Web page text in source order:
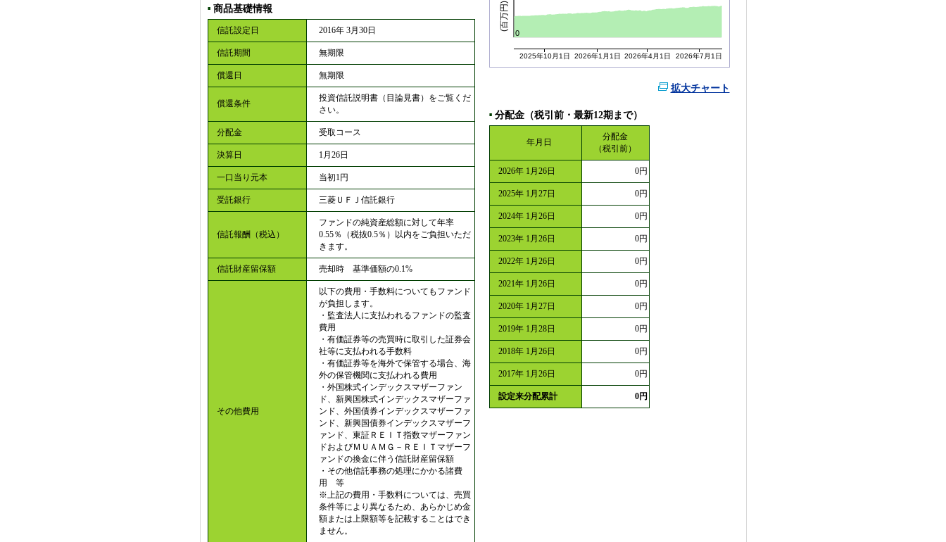
■商品基礎情報
信託設定日 2016年 3月30日
信託期間 無期限
償還日 無期限
償還条件
投資信託説明書（目論見書）をご覧くだ
さい。
分配金 受取コース
決算日 1月26日
一口当り元本 当初1円
受託銀行 三菱ＵＦＪ信託銀行
信託報酬（税込）
ファンドの純資産総額に対して年率
0.55％（税抜0.5％）以内をご負担いただ
きます。
信託財産留保額 売却時 基準価額の0.1%
その他費用
以下の費用・手数料についてもファンド
が負担します。
・監査法人に支払われるファンドの監査
費用
・有価証券等の売買時に取引した証券会
社等に支払われる手数料
・有価証券等を海外で保管する場合、海
外の保管機関に支払われる費用
・外国株式インデックスマザーファン
ド、新興国株式インデックスマザーファ
ンド、外国債券インデックスマザーファ
ンド、新興国債券インデックスマザーフ
ァンド、東証ＲＥＩＴ指数マザーファン
ドおよびＭＵＡＭＧ－ＲＥＩＴマザーフ
ァンドの換金に伴う信託財産留保額
・その他信託事務の処理にかかる諸費
用 等
※上記の費用・手数料については、売買
条件等により異なるため、あらかじめ金
額または上限額等を記載することはでき
ません。
(百万円)
2026年7月1日
2025年10月1日 2026年1月1日 2026年4月1日
0
拡大チャート
■分配金（税引前・最新12期まで）
年月日
分配金
（税引前）
2026年 1月26日 0円
2025年 1月27日 0円
2024年 1月26日 0円
2023年 1月26日 0円
2022年 1月26日 0円
2021年 1月26日 0円
2020年 1月27日 0円
2019年 1月28日 0円
2018年 1月26日 0円
2017年 1月26日 0円
設定来分配累計 0円